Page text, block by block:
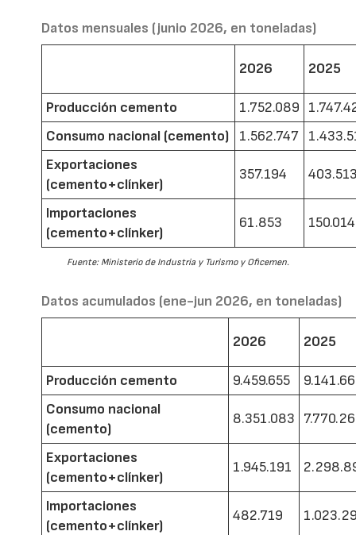
Datos mensuales (junio 2026, en toneladas)
2026 2025
Producción cemento 1.752.089
Consumo nacional (cemento)
1.562.747
Exportaciones
(cemento+clínker)
357.194
Importaciones
(cemento+clínker)
61.853 150.014
Fuente: Ministerio de Industria y Turismo y Oficemen.
Datos acumulados (ene-jun 2026, en toneladas)
2026 2025
Producción cemento 9.459.655
Consumo nacional
(cemento)
8.351.083
Exportaciones
(cemento+clínker)
1.945.191
Importaciones
(cemento+clínker)
482.719